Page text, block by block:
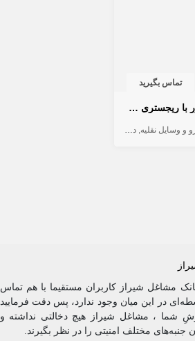
تماس بگیرید
ردیاب خودرو و موتور با ریجستری و گارانتی
و وسایل نقلیه دزدگیر و ردیاب
مشاغل شیراز کاربران مستقیما با هم تماس
در این میان وجود ندارد، پس دقت فرمایید
شما ، مشاغل شیراز هیچ دخالتی نداشته و
جنبه‌های مختلف امنیتی را در نظر بگیرند.